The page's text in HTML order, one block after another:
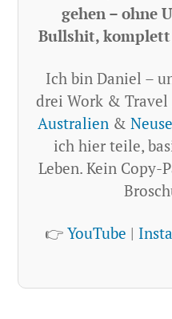
gehen – ohne
Bullshit,
Ich bin Daniel –
drei Work & Travel
Australien &
ich hier teile,
Leben. Kein Copy-
👉YouTube |